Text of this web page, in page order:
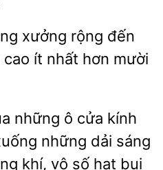
xưởng rộng đến
cao ít nhất hơn mười
những ô cửa kính
những dải
khí,
số hạt bụi